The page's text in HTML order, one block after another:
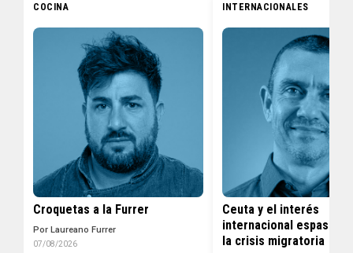
COCINA
Croquetas a la Furrer
Por Laureano Furrer
07/08/2026
INTERNACIONALES
Ceuta y el interés
internacional
la crisis migratoria